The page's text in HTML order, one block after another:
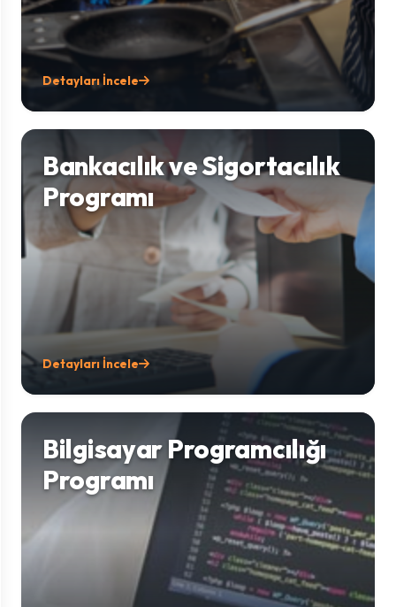
Detayları İncele
Bankacılık ve Sigortacılık
Programı
Detayları İncele
Bilgisayar Programcılığı
Programı